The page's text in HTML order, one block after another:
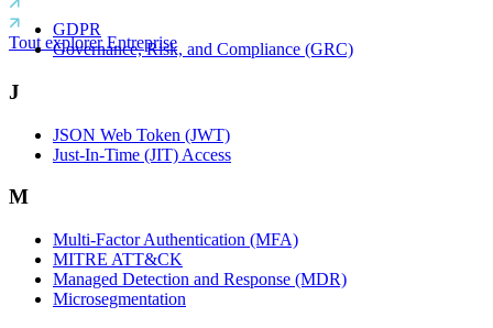
Tout explorer Entreprise
GDPR
Governance, Risk, and Compliance (GRC)
J
JSON Web Token (JWT)
Just-In-Time (JIT) Access
M
Multi-Factor Authentication (MFA)
MITRE ATT&CK
Managed Detection and Response (MDR)
Microsegmentation